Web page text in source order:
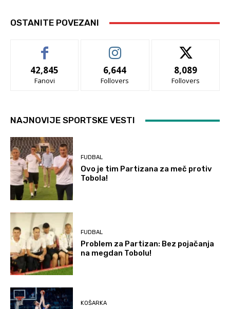
OSTANITE POVEZANI
42,845
Fanovi
6,644
Follovers
8,089
Follovers
NAJNOVIJE SPORTSKE VESTI
FUDBAL
Ovo je tim Partizana za meč protiv
Tobola!
FUDBAL
Problem za Partizan: Bez pojačanja
na megdan Tobolu!
KOŠARKA